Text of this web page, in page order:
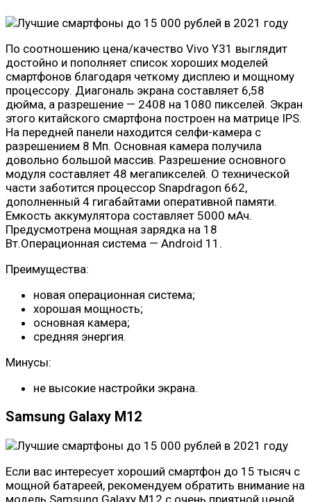
По соотношению цена/качество Vivo Y31 выглядит
достойно и пополняет список хороших моделей
смартфонов благодаря четкому дисплею и мощному
процессору. Диагональ экрана составляет 6,58
дюйма, а разрешение — 2408 на 1080 пикселей. Экран
этого китайского смартфона построен на матрице IPS.
На передней панели находится селфи-камера с
разрешением 8 Мп. Основная камера получила
довольно большой массив. Разрешение основного
модуля составляет 48 мегапикселей. О технической
части заботится процессор Snapdragon 662,
дополненный 4 гигабайтами оперативной памяти.
Емкость аккумулятора составляет 5000 мАч.
Предусмотрена мощная зарядка на 18
Вт.Операционная система — Android 11.
Преимущества:
новая операционная система;
хорошая мощность;
основная камера;
средняя энергия.
Минусы:
не высокие настройки экрана.
Samsung Galaxy M12
Если вас интересует хороший смартфон до 15 тысяч с
мощной батареей, рекомендуем обратить внимание на
модель Samsung Galaxy M12 с очень приятной ценой